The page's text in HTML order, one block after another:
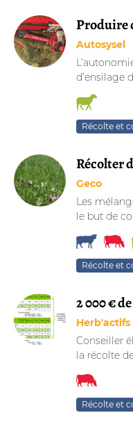
Produire
Autosysel
d’ensilage
Récolte et
Récolter
Geco
Les
le but de
Récolte et
2 000 €
Herb'actifs
Conseiller
la récolte
Récolte et